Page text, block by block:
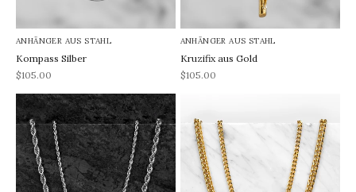
ANHÄNGER AUS STAHL
Kompass Silber
REA-pris
$105.00
ANHÄNGER AUS STAHL
Kruzifix aus Gold
REA-pris
$105.00